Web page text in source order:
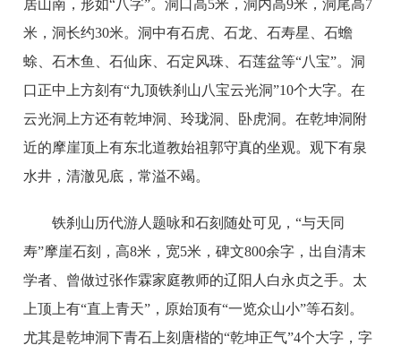
居山南，形如“八字”。洞口高5米，洞内高9米，洞尾高7
米，洞长约30米。洞中有石虎、石龙、石寿星、石蟾
蜍、石木鱼、石仙床、石定风珠、石莲盆等“八宝”。洞
口正中上方刻有“九顶铁刹山八宝云光洞”10个大字。在
云光洞上方还有乾坤洞、玲珑洞、卧虎洞。在乾坤洞附
近的摩崖顶上有东北道教始祖郭守真的坐观。观下有泉
水井，清澈见底，常溢不竭。
铁刹山历代游人题咏和石刻随处可见，“与天同
寿”摩崖石刻，高8米，宽5米，碑文800余字，出自清末
学者、曾做过张作霖家庭教师的辽阳人白永贞之手。太
上顶上有“直上青天”，原始顶有“一览众山小”等石刻。
尤其是乾坤洞下青石上刻唐楷的“乾坤正气”4个大字，字